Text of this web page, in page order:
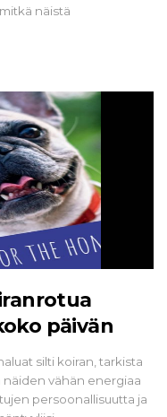
näistä
päivän
silti koiran, tarkista
näiden vähän energiaa
persoonallisuutta ja